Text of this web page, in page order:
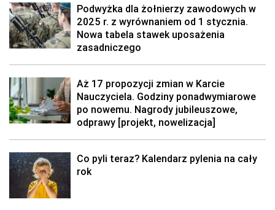
Podwyżka dla żołnierzy zawodowych w
2025 r. z wyrównaniem od 1 stycznia.
Nowa tabela stawek uposażenia
zasadniczego
Aż 17 propozycji zmian w Karcie
Nauczyciela. Godziny ponadwymiarowe
po nowemu. Nagrody jubileuszowe,
odprawy [projekt, nowelizacja]
Co pyli teraz? Kalendarz pylenia na cały
rok